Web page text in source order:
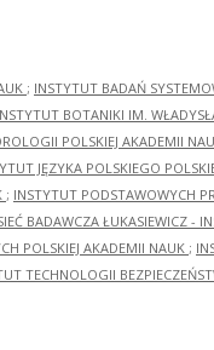
; INSTYTUT BADAŃ
BOTANIKI IM.
POLSKIEJ AKADEMII
JĘZYKA POLSKIEGO
; INSTYTUT PODSTAWOWYCH
BADAWCZA ŁUKASIEWICZ -
POLSKIEJ AKADEMII NAUK ;
TECHNOLOGII